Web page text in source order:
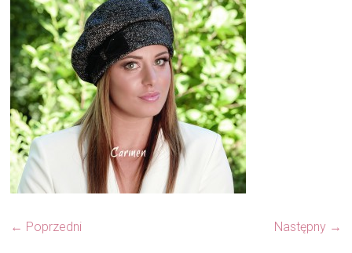
← Poprzedni Następny →